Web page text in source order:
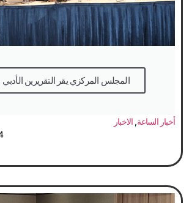
المجلس المركزي يقر التقريرين الأدبي
أخبار الساعة, الاخبار